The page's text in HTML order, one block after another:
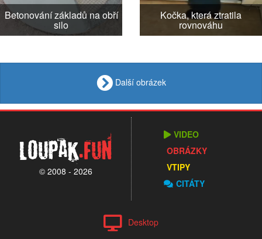
Betonování základů na obří
silo
Kočka, která ztratila
rovnováhu
Další obrázek
Loupak.fun
© 2008 - 2026
VIDEO
OBRÁZKY
VTIPY
CITÁTY
Desktop